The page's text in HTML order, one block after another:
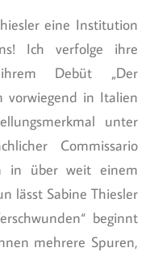
eine Institution
Ich verfolge ihre
Debüt „Der
vorwiegend in Italien
unter
Commissario
in über weit einem
lässt Sabine Thiesler
beginnt
mehrere Spuren,